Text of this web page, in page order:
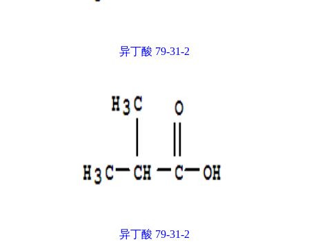
异丁酸 79-31-2
异丁酸 79-31-2